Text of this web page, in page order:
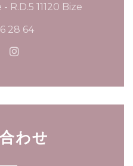
R.D.5 11120 Bize((新しいウ
28 64
((新しいウィンド
Instagram ((新しいウィ
わせ